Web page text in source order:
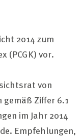
2014 zum
(PCGK) vor.
von
Ziffer 6.1
im Jahr 2014
Empfehlungen,